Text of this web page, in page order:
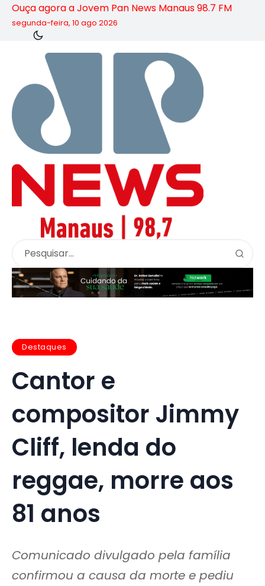
Ouça agora a Jovem Pan News Manaus 98.7 FM
segunda-feira, 10 ago 2026
Destaques
Cantor e
compositor Jimmy
Cliff, lenda do
reggae, morre aos
81 anos
Comunicado divulgado pela família
confirmou a causa da morte e pediu